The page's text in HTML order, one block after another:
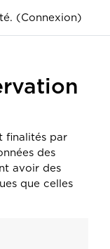
(Connexion)
finalités par
des
avoir des
que celles